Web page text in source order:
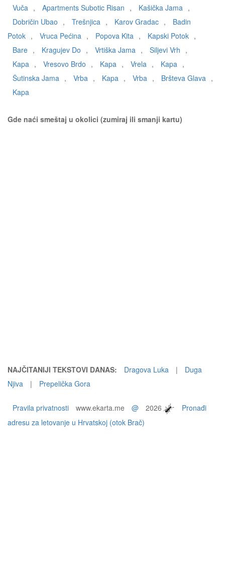
Vuča , Apartments Subotic Risan , Kašička Jama ,
Dobričin Ubao , Trešnjica , Karov Gradac ,
Badin
Potok , Vruca Pećina , Popova Kita , Kapski Potok ,
Bare , Kragujev Do , Vrtiška Jama , Siljevi Vrh ,
Kapa , Vresovo Brdo , Kapa , Vrela , Kapa ,
Šutinska Jama , Vrba , Kapa , Vrba , Bršteva Glava ,
Kapa
Gde naći smeštaj u okolici (zumiraj ili smanji kartu)
NAJČITANIJI TEKSTOVI DANAS: Dragova Luka |
Duga
Njiva
| Prepelička Gora
Pravila privatnosti www.ekarta.me @ 2026
Pronađi
adresu za letovanje u Hrvatskoj (otok Brač)